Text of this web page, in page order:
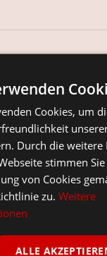
Cookies, um
Durch die weitere
stimmen
von Cookies
zu.Weitere
ALLE